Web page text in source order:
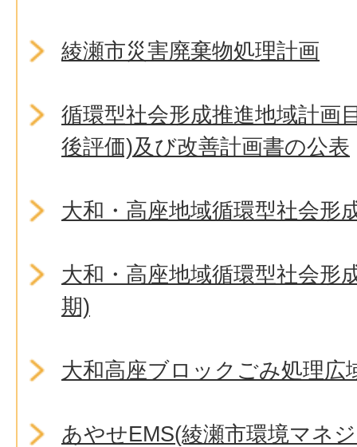
綾瀬市災害廃棄物処理計画
循環型社会形成推進地域計画
後評価)及び改善計画書の公表
大和・高座地域循環型社会形
大和・高座地域循環型社会形
期)
大和高座ブロックごみ処理広
あやせEMS(綾瀬市環境マネ